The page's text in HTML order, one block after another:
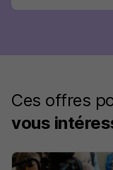
Ces offres
vous